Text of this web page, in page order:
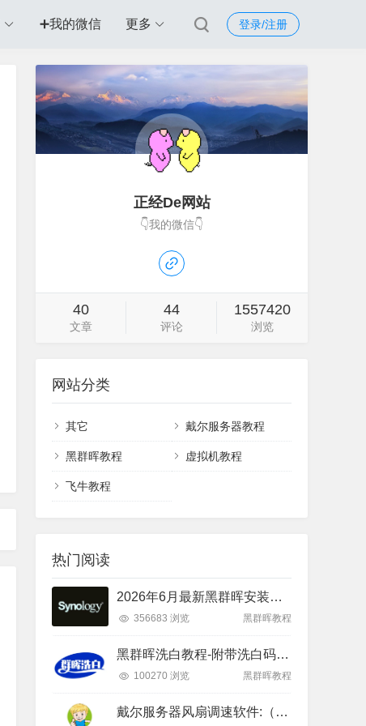
登录/注册
➕我的微信 更多
正经De网站
👇我的微信👇
40
文章
44
评论
1557420
浏览
网站分类
其它 戴尔服务器教程
黑群晖教程 虚拟机教程
飞牛教程
热门阅读
2026年6月最新黑群晖安装教程（RR26.6.1+DSM7.4）
356683 浏览 黑群晖教程
黑群晖洗白教程-附带洗白码(2026年3月更新)
100270 浏览 黑群晖教程
戴尔服务器风扇调速软件:（下载激活和设置教程）